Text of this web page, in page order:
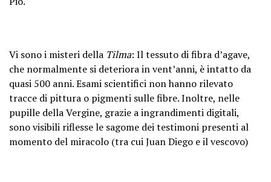
Vi sono i misteri della Tilma: Il tessuto di fibra d’agave,
che normalmente si deteriora in vent’anni, è intatto da
quasi 500 anni. Esami scientifici non hanno rilevato
tracce di pittura o pigmenti sulle fibre. Inoltre, nelle
pupille della Vergine, grazie a ingrandimenti digitali,
sono visibili riflesse le sagome dei testimoni presenti al
momento del miracolo (tra cui Juan Diego e il vescovo)